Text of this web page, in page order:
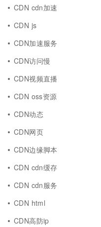
CDN cdn加速
CDN js
CDN加速服务
CDN访问慢
CDN视频直播
CDN oss资源
CDN动态
CDN网页
CDN边缘脚本
CDN cdn缓存
CDN cdn服务
CDN html
CDN高防ip